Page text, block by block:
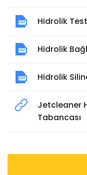
Hidrolik
Hidrolik
Hidrolik
Jetcleaner
Tabancası